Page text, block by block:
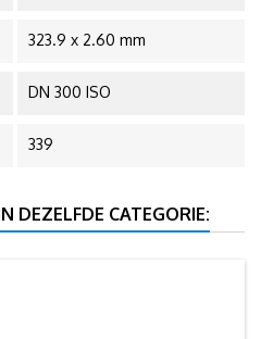
323.9 x 2.60 mm
DN 300 ISO
339
DEZELFDE CATEGORIE: